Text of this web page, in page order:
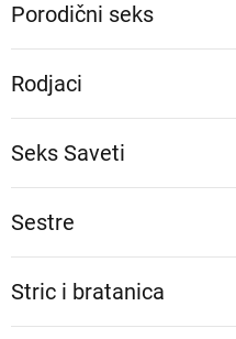
Porodični seks
Rodjaci
Seks Saveti
Sestre
Stric i bratanica